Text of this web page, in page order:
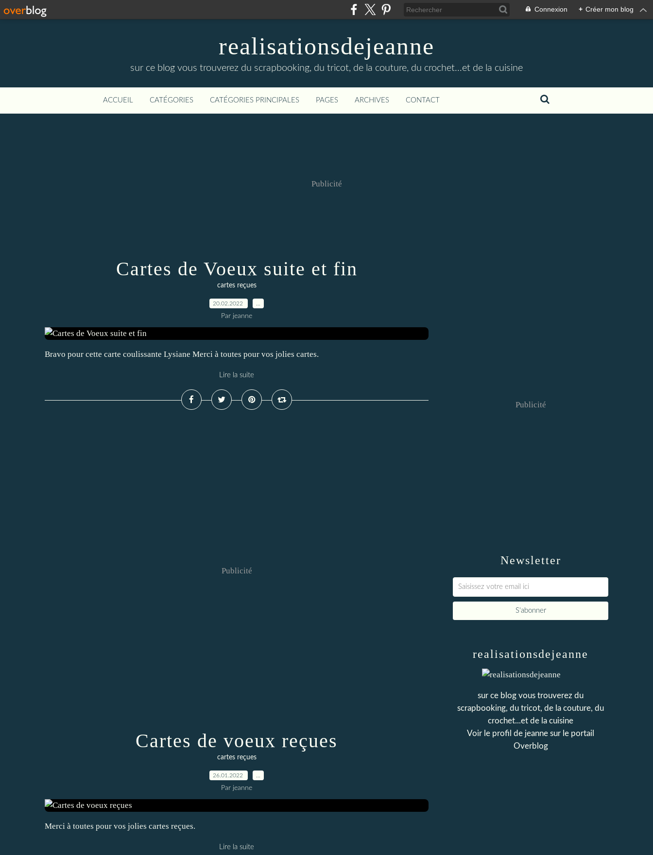
Connexion + Créer mon blog
realisationsdejeanne
sur ce blog vous trouverez du scrapbooking, du tricot, de la couture, du crochet...et de la cuisine
ACCUEIL CATÉGORIES CATÉGORIES PRINCIPALES PAGES ARCHIVES CONTACT
Publicité
Cartes de Voeux suite et fin
cartes reçues
20.02.2022
Par jeanne
Bravo pour cette carte coulissante Lysiane Merci à toutes pour vos jolies cartes.
Lire la suite
Publicité
Cartes de voeux reçues
cartes reçues
26.01.2022
Par jeanne
Merci à toutes pour vos jolies cartes reçues.
Lire la suite
Newsletter
Publicité
realisationsdejeanne
sur ce blog vous trouverez du
scrapbooking, du tricot, de la couture, du
crochet...et de la cuisine
Voir le profil de jeanne sur le portail
Overblog